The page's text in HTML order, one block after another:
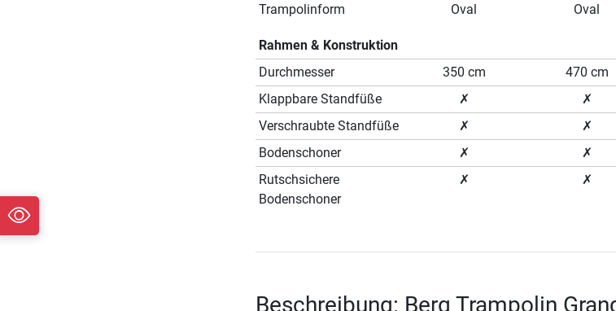
Trampolinform
Oval Oval
Rahmen & Konstruktion
Durchmesser
350 cm 470 cm
Klappbare Standfüße
✗ ✗
Verschraubte Standfüße
✗ ✗
Bodenschoner
✗ ✗
Rutschsichere
Bodenschoner
✗ ✗
Beschreibung: Berg Trampolin